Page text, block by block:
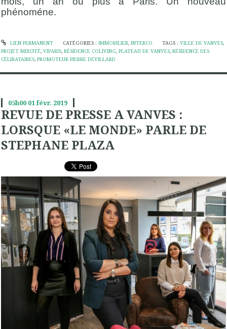
phénoméne.
LIEN PERMANENT CATÉGORIES : IMMOBILIER, INTERCO TAGS :VILLE DE VANVES,
PROJET MIXCITÉ, VIPARIS, RÉSIDENCE COLIVING, PLATEAU DE VANVES, RÉSIDENCE DES
CÉLIBATAIRES, PROMOTEUR PIERRE DEVILLARD
05h00 01févr. 2019
REVUE DE PRESSE A VANVES :
LORSQUE «LE MONDE» PARLE DE
STEPHANE PLAZA